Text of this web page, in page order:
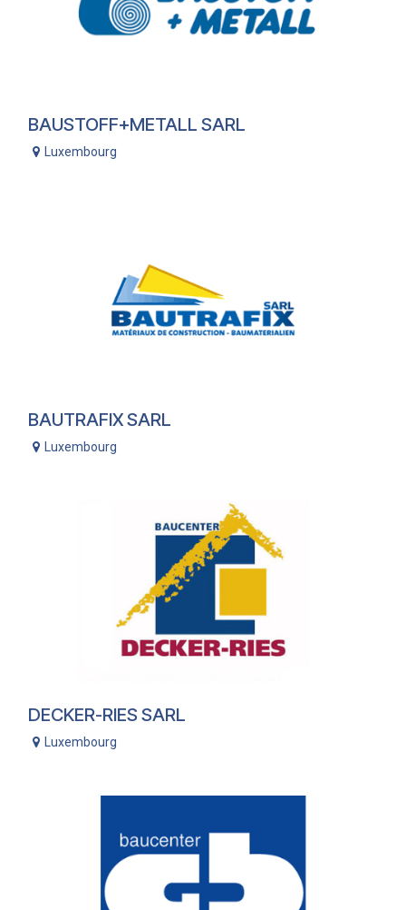
BAUSTOFF+METALL SARL
Luxembourg
BAUTRAFIX SARL
Luxembourg
DECKER-RIES SARL
Luxembourg